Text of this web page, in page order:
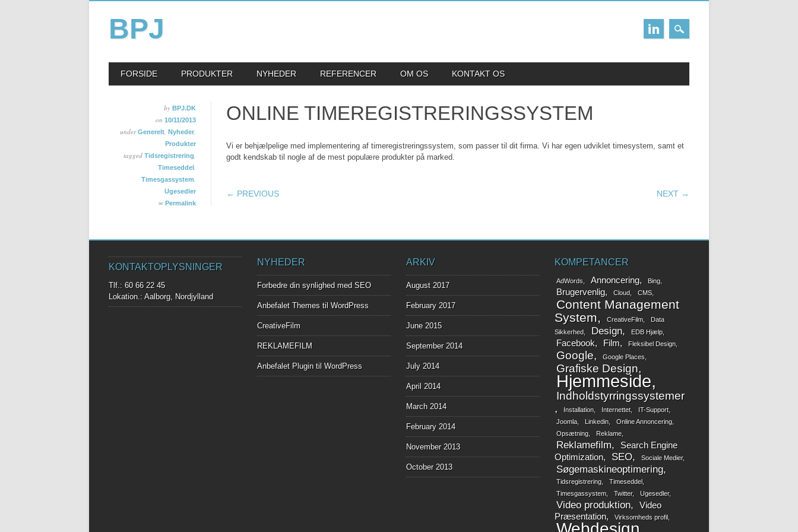
BPJ
MAIN MENU
FORSIDE PRODUKTER NYHEDER REFERENCER OM OS KONTAKT OS
by BPJ.DK
on 10/11/2013
underGenerelt, Nyheder,
Produkter
tagged Tidsregistrering,
Timeseddel,
Timesgassystem,
Ugesedler
∞ Permalink
ONLINE TIMEREGISTRERINGSSYSTEM
Vi er behjælpelige med implementering af timeregistreringssystem, som passer til dit firma. Vi har egen udviklet timesystem, samt et
godt kendskab til nogle af de mest populære produkter på marked.
POST NAVIGATION
← PREVIOUS NEXT →
KONTAKTOPLYSNINGER
Tlf.: 60 66 22 45
Lokation.: Aalborg, Nordjylland
NYHEDER
Forbedre din synlighed med SEO
Anbefalet Themes til WordPress
CreativeFilm
REKLAMEFILM
Anbefalet Plugin til WordPress
ARKIV
August 2017
February 2017
June 2015
September 2014
July 2014
April 2014
March 2014
February 2014
November 2013
October 2013
KOMPETANCER
AdWords Annoncering Bing
Brugervenlig Cloud CMS
Content Management
System
CreativeFilm
Data
Sikkerhed
Design EDB Hjælp
Facebook Film Fleksibel Design
Google Google Places
Grafiske Design
Hjemmeside
Indholdstyrringssystemer
Installation Internettet
IT-Support
Joomla
Linkedin
Online Annoncering
Opsætning
Reklame
Reklamefilm
Search Engine
Optimization
SEO Sociale Medier
Søgemaskineoptimering
Tidsregistrering
Timeseddel
Timesgassystem
Twitter Ugesedler
Video produktion
Video
Præsentation
Virksomheds profil